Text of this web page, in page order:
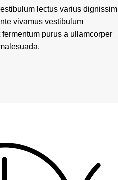
lectus varius dignissim
vivamus vestibulum
fermentum purus a ullamcorper